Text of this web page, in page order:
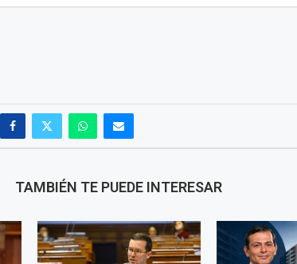
TAMBIÉN TE PUEDE INTERESAR